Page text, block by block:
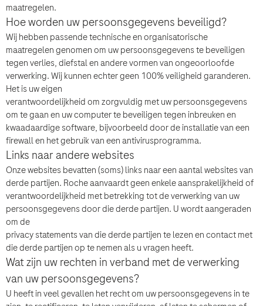
maatregelen.
Hoe worden uw persoonsgegevens beveiligd?
Wij hebben passende technische en organisatorische
maatregelen genomen om uw persoonsgegevens te beveiligen
tegen verlies, diefstal en andere vormen van ongeoorloofde
verwerking. Wij kunnen echter geen 100% veiligheid garanderen.
Het is uw eigen
verantwoordelijkheid om zorgvuldig met uw persoonsgegevens
om te gaan en uw computer te beveiligen tegen inbreuken en
kwaadaardigesoftware, bijvoorbeeld door de installatie van een
firewall en het gebruik van een antivirusprogramma.
Links naar andere websites
Onze websites bevatten (soms) links naar een aantal websites van
derde partijen. Roche aanvaardt geen enkele aansprakelijkheid of
verantwoordelijkheid met betrekking tot de verwerking van uw
persoonsgegevens door die derde partijen. U wordt aangeraden
om de
privacy statements van die derde partijen te lezen en contact met
die derde partijen op te nemen als u vragen heeft.
Wat zijn uw rechten in verband met de verwerking
van uw persoonsgegevens?
U heeft in veel gevallen het recht om uw persoonsgegevens in te